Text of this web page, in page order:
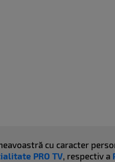
cu caracter
PRO TV, respectiv a